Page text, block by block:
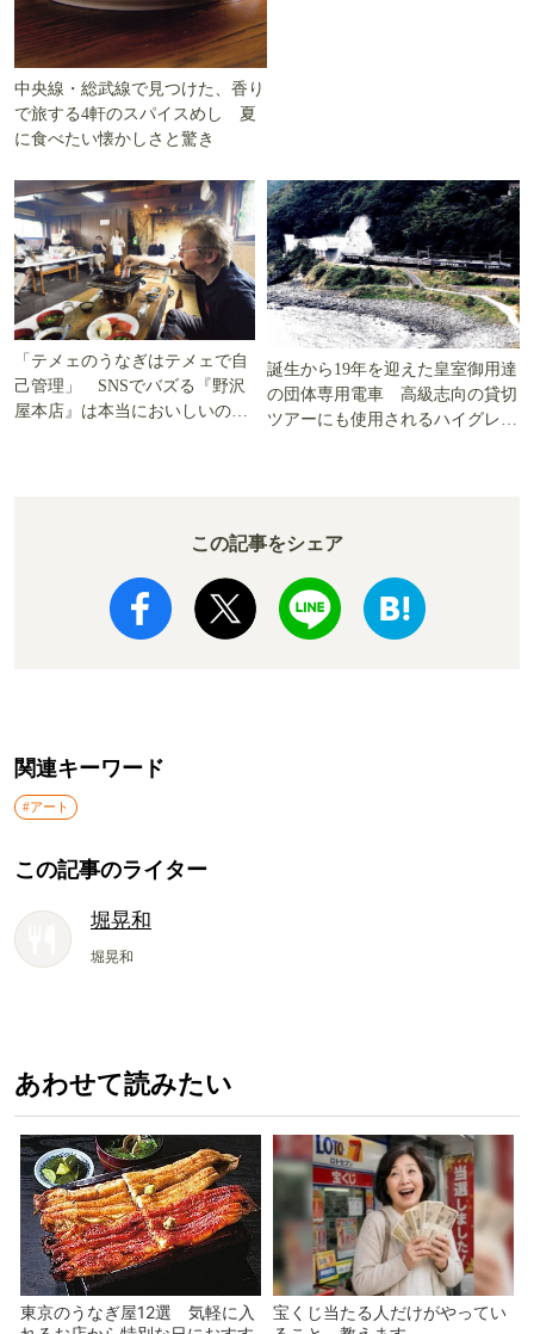
中央線・総武線で見つけた、香り
で旅する4軒のスパイスめし 夏
に食べたい懐かしさと驚き
「テメェのうなぎはテメェで自
己管理」 SNSでバズる『野沢
屋本店』は本当においしいの
誕生から19年を迎えた皇室御用達
の団体専用電車 高級志向の貸切
ツアーにも使用されるハイグレー
この記事をシェア
関連キーワード
#アート
この記事のライター
堀晃和
堀晃和
あわせて読みたい
東京のうなぎ屋12選 気軽に入
宝くじ当たる人だけがやってい